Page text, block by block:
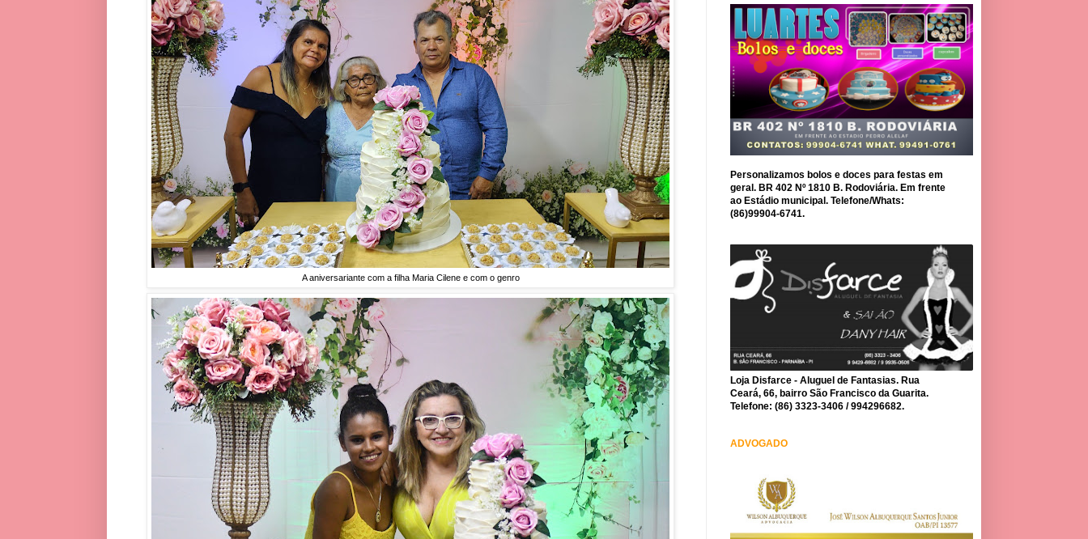
A aniversariante com a filha Maria Cilene e com o genro
Personalizamos bolos e doces para festas em
geral. BR 402 Nº 1810 B. Rodoviária. Em frente
ao Estádio municipal. Telefone/Whats:
(86)99904-6741.
Loja Disfarce - Aluguel de Fantasias. Rua
Ceará, 66, bairro São Francisco da Guarita.
Telefone: (86) 3323-3406 / 994296682.
ADVOGADO